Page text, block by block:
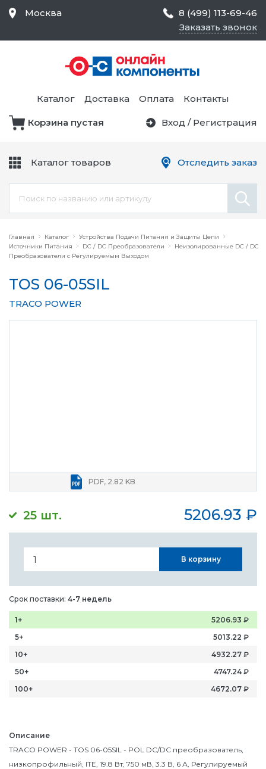
Главная Каталог
Устройства Подачи Питания и Защиты Цепи
Источники Питания
DC / DC Преобразователи
Неизолированные DC / DC
Преобразователи с Регулируемым Выходом
TOS 06-05SIL
TRACO POWER
25 шт. 5206.93 ₽
PDF, 2.82 KB
Описание
TRACO POWER - TOS 06-05SIL - POL DC/DC преобразователь,
низкопрофильный, ITE, 19.8 Вт, 750 мВ, 3.3 В, 6 А, Регулируемый
В корзину
Срок поставки: 4-7 недель
1+ 5206.93 ₽
5+
5013.22 ₽
10+
4932.27 ₽
50+
4747.24 ₽
100+
4672.07 ₽
Москва
8 (499) 113-69-46
Заказать звонок
Каталог Доставка Оплата Контакты
Корзина пустая Вход / Регистрация
Каталог товаров
Средства Контроля
Статического
Электричества и
Безопасности,
Товары для Чистых
Цепи
Оборудование
Отследить заказ